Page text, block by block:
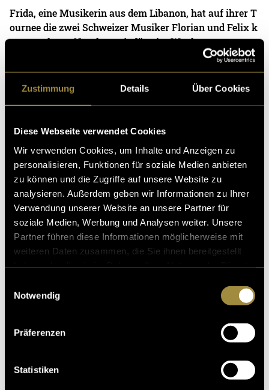
Zustimmung Details Über Cookies
Diese Webseite verwendet Cookies
Wir verwenden Cookies, um Inhalte und Anzeigen zu
personalisieren, Funktionen für soziale Medien anbieten
zu können und die Zugriffe auf unsere Website zu
analysieren. Außerdem geben wir Informationen zu Ihrer
Verwendung unserer Website an unsere Partner für
soziale Medien, Werbung und Analysen weiter. Unsere
Partner führen diese Informationen möglicherweise mit
weiteren Daten zusammen, die Sie ihnen bereitgestellt
Notwendig
Präferenzen
Statistiken
Frida, eine Musikerin aus dem Libanon, hat auf ihrer T
ournee die zwei Schweizer Musiker Florian und Felix k
ennengelernt. Nun kam sie für vier Wochen
Livia Lehmann
Time to Move
Wir haben ​«Time to Move» begleitet – ein partizipativ
und kollaborativ angelegtes Projekt, das sich mit Mobil
ität, Diversität und gesellscha
10. Juni 2021- vonKevin Bieri,Ward Khlaf,Florian Leisering
undLivia Lehmann
“Ich fühle mich schuldig.” Ein Satz, den man selten einf
,Anabel